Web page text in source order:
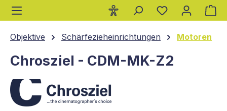
springen
Objektive Schärfezieheinrichtungen Motoren
Chrosziel - CDM-MK-Z2